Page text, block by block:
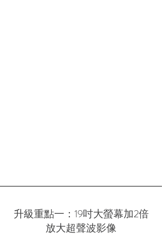
升級重點一：19吋大螢幕加2倍
放大超聲波影像